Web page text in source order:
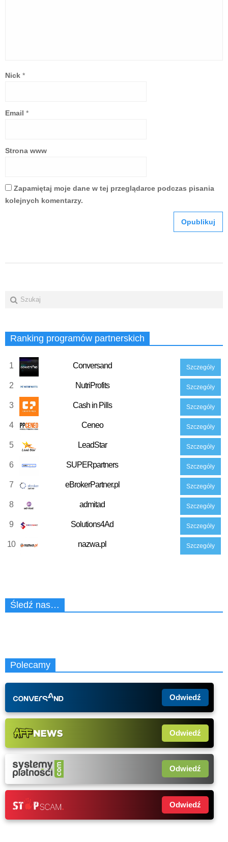
Nick *
Email *
Strona www
Zapamiętaj moje dane w tej przeglądarce podczas pisania
kolejnych komentarzy.
Ranking programów partnerskich
1 Conversand Szczegóły
2 NutriProfits Szczegóły
3 Cash in Pills Szczegóły
4 Ceneo Szczegóły
5 LeadStar Szczegóły
6 SUPERpartners Szczegóły
7 eBrokerPartner.pl Szczegóły
8 admitad Szczegóły
9 Solutions4Ad Szczegóły
10 nazwa.pl Szczegóły
Śledź nas…
Polecamy
Odwiedź
Odwiedź
Odwiedź
Odwiedź